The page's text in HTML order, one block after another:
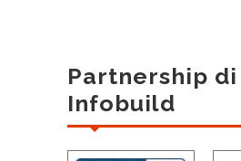
Partnership di
Infobuild